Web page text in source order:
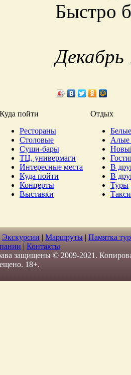
Быстро
Декабрь
Куда пойти
Отдых
Рестораны
Столовые
Суши-бары
ТЦ, универмаги
Интересные места
Куда пойти
Концерты
Выставки
Алые
В
В
Туры
Такси
Экскурсии | Маршруты | Памятка
| Контакты
защищены © 2009-2021.
18+.